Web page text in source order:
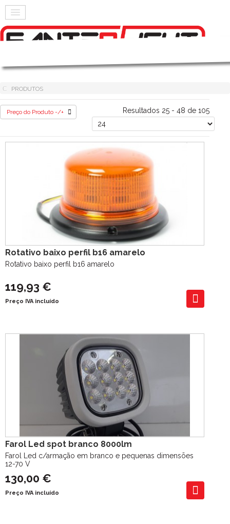
PRODUTOS
Preço do Produto -/+ Resultados 25 - 48 de 105
Rotativo baixo perfil b16 amarelo
Rotativo baixo perfil b16 amarelo
119,93 €
Preço IVA incluído
Farol Led spot branco 8000lm
Farol Led c/armação em branco e pequenas dimensões
12-70 V
130,00 €
Preço IVA incluído